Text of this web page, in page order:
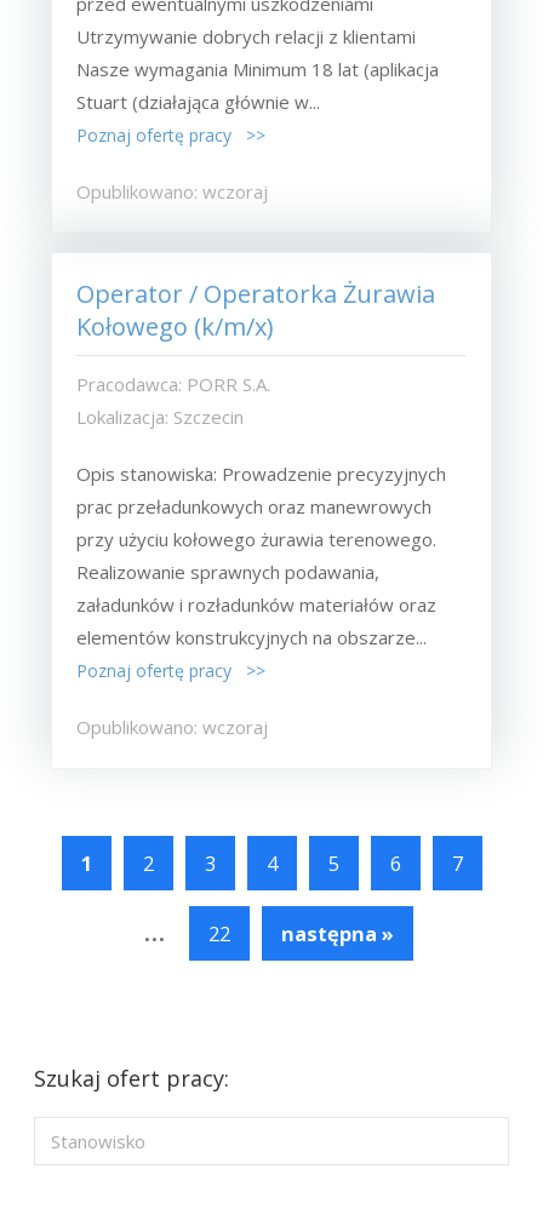
Utrzymywanie dobrych relacji z klientami
Nasze wymagania Minimum 18 lat (aplikacja
Stuart (działająca głównie w...
Poznaj ofertę pracy >>
Opublikowano: wczoraj
Operator / Operatorka Żurawia
Kołowego (k/m/x)
Pracodawca: PORR S.A.
Lokalizacja: Szczecin
Opis stanowiska: Prowadzenie precyzyjnych
prac przeładunkowych oraz manewrowych
przy użyciu kołowego żurawia terenowego.
Realizowanie sprawnych podawania,
załadunków i rozładunków materiałów oraz
elementów konstrukcyjnych na obszarze...
Poznaj ofertę pracy >>
Opublikowano: wczoraj
1 2 3 4 5 6 7
... 22 następna »
Szukaj ofert pracy: